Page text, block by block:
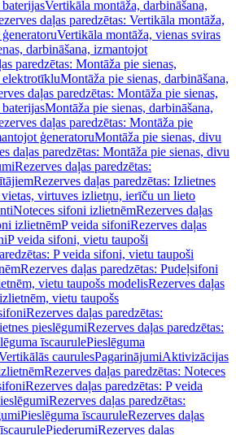
Vertikāla montāža, darbināšana,
daļas paredzētas: Vertikāla montāža,
Vertikāla montāža, vienas sviras
darbināšana, izmantojot
paredzētas: Montāža pie sienas,
elektrotīkluMontāža pie sienas, darbināšana,
daļas paredzētas: Montāža pie sienas,
Montāža pie sienas, darbināšana,
daļas paredzētas: Montāža pie
ģeneratoruMontāža pie sienas, divu
daļas paredzētas: Montāža pie sienas, divu
Rezerves daļas paredzētas:
Rezerves daļas paredzētas: Izlietnes
vietas, virtuves izlietņu, ierīču un lieto
Noteces sifoni izlietnēmRezerves daļas
izlietnēmP veida sifoniRezerves daļas
P veida sifoni, vietu taupoši
P veida sifoni, vietu taupoši
Rezerves daļas paredzētas: Pudeļsifoni
vietu taupošs modelisRezerves daļas
vietu taupošs
Rezerves daļas paredzētas:
pieslēgumiRezerves daļas paredzētas:
īscaurulePieslēguma
caurulesPagarinājumiAktivizācijas
Rezerves daļas paredzētas: Noteces
Rezerves daļas paredzētas: P veida
Rezerves daļas paredzētas:
Pieslēguma īscauruleRezerves daļas
PiederumiRezerves daļas